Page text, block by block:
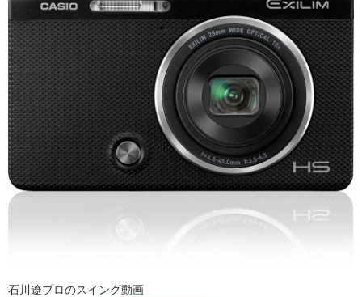
石川遼プロのスイング動画